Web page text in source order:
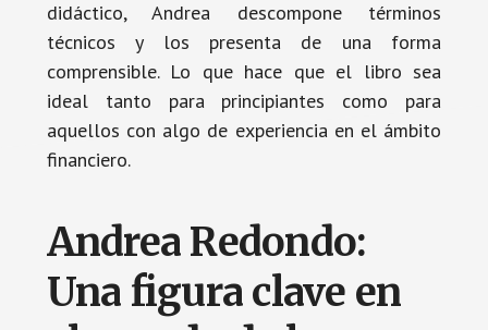
didáctico, Andrea descompone términos
técnicos y los presenta de una forma
comprensible. Lo que hace que el libro sea
ideal tanto para principiantes como para
aquellos con algo de experiencia en el ámbito
financiero.
Andrea Redondo:
Una figura clave en